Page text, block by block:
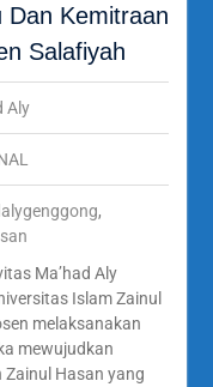
Dan Kemitraan
Salafiyah
Aly
,
Ma’had Aly
Islam Zainul
melaksanakan
mewujudkan
Zainul Hasan yang